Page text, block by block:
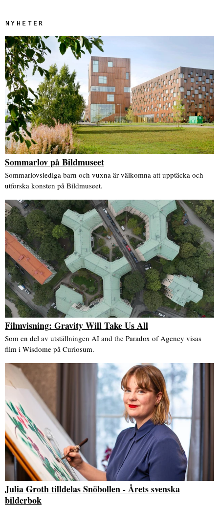
NYHETER
Sommarlov på Bildmuseet
Sommarlovslediga barn och vuxna är välkomna att upptäcka och
utforska konsten på Bildmuseet.
Filmvisning: Gravity Will Take Us All
Som en del av utställningen AI and the Paradox of Agency visas
film i Wisdome på Curiosum.
Julia Groth tilldelas Snöbollen - Årets svenska
bilderbok